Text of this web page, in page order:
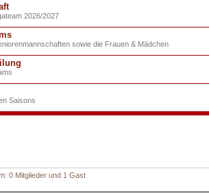
2026/2027
sowie die Frauen & Mädchen
Saisons
0 Mitglieder und 1 Gast